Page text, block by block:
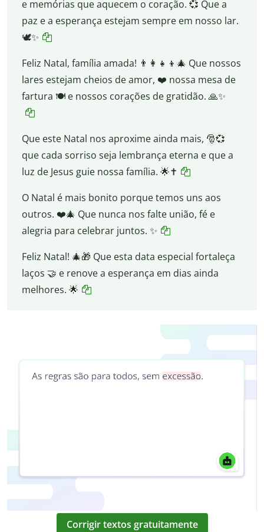
e memórias que aquecem o coração. 💞 Que a
paz e a esperança estejam sempre em nosso lar.
🕊️✨
Feliz Natal, família amada! 👨‍👩‍👧‍👦🎄 Que nossos
lares estejam cheios de amor, ❤️ nossa mesa de
fartura 🍽️ e nossos corações de gratidão. 🙏✨
Que este Natal nos aproxime ainda mais, 🎅💞
que cada sorriso seja lembrança eterna e que a
luz de Jesus guie nossa família. 🌟✝️
O Natal é mais bonito porque temos uns aos
outros. ❤️🎄 Que nunca nos falte união, fé e
alegria para celebrar juntos. ✨
Feliz Natal! 🎄🎁 Que esta data especial fortaleça
laços 🤝 e renove a esperança em dias ainda
melhores. 🌟
Corrigir textos gratuitamente